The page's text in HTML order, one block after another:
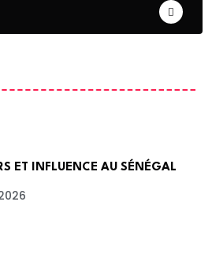
ET INFLUENCE AU SÉNÉGAL